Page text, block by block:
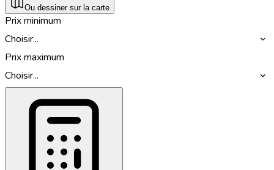
Ou dessiner sur la carte
Prix minimum
Choisir...
Prix maximum
Choisir...